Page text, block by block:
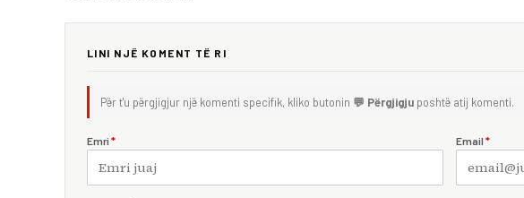
LINI NJË KOMENT TË RI
Për t'u përgjigjur një komenti specifik, kliko butonin 💬 Përgjigju poshtë atij komenti.
Emri * Email *